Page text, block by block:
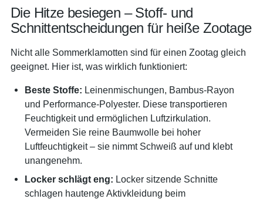
Die Hitze besiegen – Stoff- und
Schnittentscheidungen für heiße Zootage
Nicht alle Sommerklamotten sind für einen Zootag gleich
geeignet. Hier ist, was wirklich funktioniert:
Beste Stoffe: Leinenmischungen, Bambus-Rayon
und Performance-Polyester. Diese transportieren
Feuchtigkeit und ermöglichen Luftzirkulation.
Vermeiden Sie reine Baumwolle bei hoher
Luftfeuchtigkeit – sie nimmt Schweiß auf und klebt
unangenehm.
Locker schlägt eng: Locker sitzende Schnitte
schlagen hautenge Aktivkleidung beim